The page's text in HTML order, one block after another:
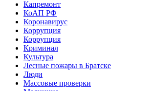
Капремонт
КоАП РФ
Коронавирус
Коррупция
Коррупция
Криминал
Культура
Лесные пожары в Братске
Люди
Массовые проверки